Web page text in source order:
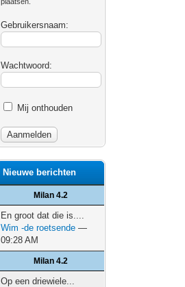
Gebruikersnaam:
Wachtwoord:
Mij onthouden
Nieuwe berichten
Milan 4.2
En groot dat die is....
Wim -de roetsende —
09:28 AM
Milan 4.2
Op een driewiele...